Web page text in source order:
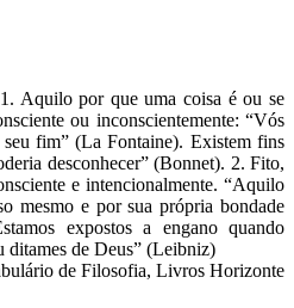
Aquilo por que uma coisa é ou se
ou inconscientemente: “Vós
fim” (La Fontaine). Existem fins
desconhecer” (Bonnet). 2. Fito,
e intencionalmente. “Aquilo
mesmo e por sua própria bondade
expostos a engano quando
ditames de Deus” (Leibniz)
de Filosofia, Livros Horizonte